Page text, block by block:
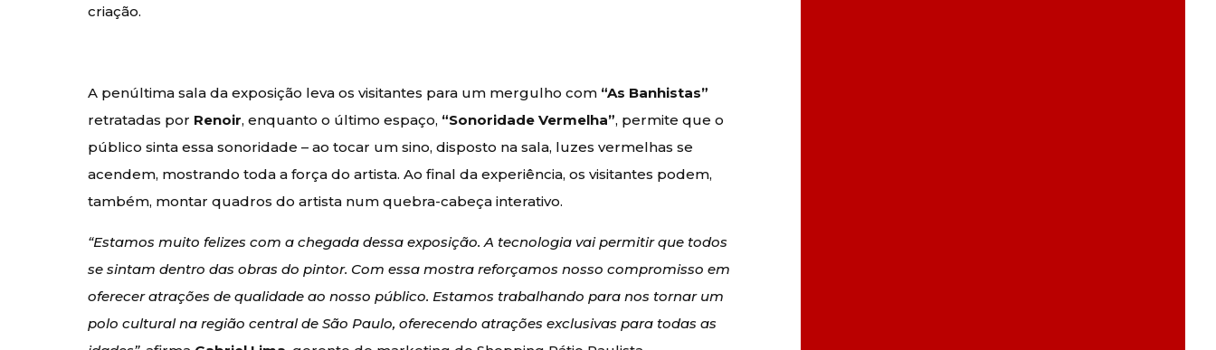
criação.
A penúltima sala da exposição leva os visitantes para um mergulho com “As Banhistas”
retratadas por Renoir, enquanto o último espaço, “Sonoridade Vermelha”, permite que o
público sinta essa sonoridade – ao tocar um sino, disposto na sala, luzes vermelhas se
acendem, mostrando toda a força do artista. Ao final da experiência, os visitantes podem,
também, montar quadros do artista num quebra-cabeça interativo.
“Estamos muito felizes com a chegada dessa exposição. A tecnologia vai permitir que todos
se sintam dentro das obras do pintor. Com essa mostra reforçamos nosso compromisso em
oferecer atrações de qualidade ao nosso público. Estamos trabalhando para nos tornar um
polo cultural na região central de São Paulo, oferecendo atrações exclusivas para todas as